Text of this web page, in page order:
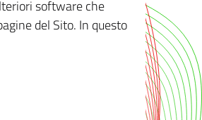
software che
del Sito. In questo